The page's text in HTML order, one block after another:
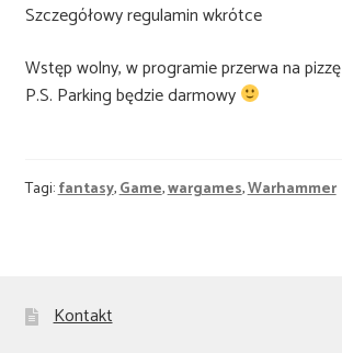
Szczegółowy regulamin wkrótce
Wstęp wolny, w programie przerwa na pizzę
P.S. Parking będzie darmowy
Tagi:fantasy,Game,wargames,Warhammer
Kontakt